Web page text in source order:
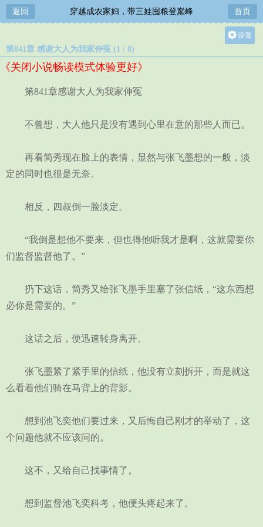
返回 穿越成农家妇，带三娃囤粮登巅峰 首页
设置
第841章 感谢大人为我家伸冤 (1 / 8)
《关闭小说畅读模式体验更好》
第841章感谢大人为我家伸冤
不曾想，大人他只是没有遇到心里在意的那些人而已。
再看简秀现在脸上的表情，显然与张飞墨想的一般，淡
定的同时也很是无奈。
相反，四叔倒一脸淡定。
“我倒是想他不要来，但也得他听我才是啊，这就需要你
们监督监督他了。”
扔下这话，简秀又给张飞墨手里塞了张信纸，“这东西想
必你是需要的。”
这话之后，便迅速转身离开。
张飞墨紧了紧手里的信纸，他没有立刻拆开，而是就这
么看着他们骑在马背上的背影。
想到池飞奕他们要过来，又后悔自己刚才的举动了，这
个问题他就不应该问的。
这不，又给自己找事情了。
想到监督池飞奕科考，他便头疼起来了。